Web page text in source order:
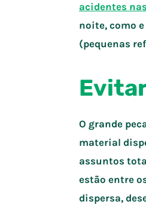
acidentes
noite, como
(pequenas
O grande
material
assuntos
estão entre
dispersa,